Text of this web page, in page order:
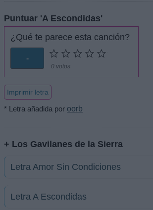
Puntuar 'A Escondidas'
¿Qué te parece esta canción?
-
0 votos
Imprimir letra
* Letra añadida por oorb
+ Los Gavilanes de la Sierra
Letra Amor Sin Condiciones
Letra A Escondidas